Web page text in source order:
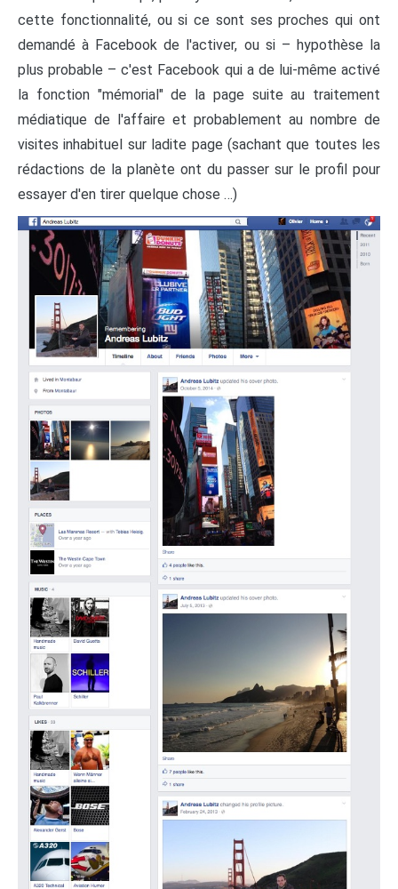
cette fonctionnalité, ou si ce sont ses proches qui ont
demandé à Facebook de l'activer, ou si – hypothèse la
plus probable – c'est Facebook qui a de lui-même activé
la fonction "mémorial" de la page suite au traitement
médiatique de l'affaire et probablement au nombre de
visites inhabituel sur ladite page (sachant que toutes les
rédactions de la planète ont du passer sur le profil pour
essayer d'en tirer quelque chose …)